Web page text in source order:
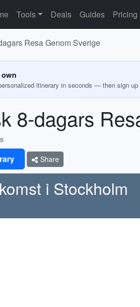
Tools Deals Guides Pricing
Resa Genom Sverige
itinerary in seconds — then sign
8-dagars
Share
i Stockholm